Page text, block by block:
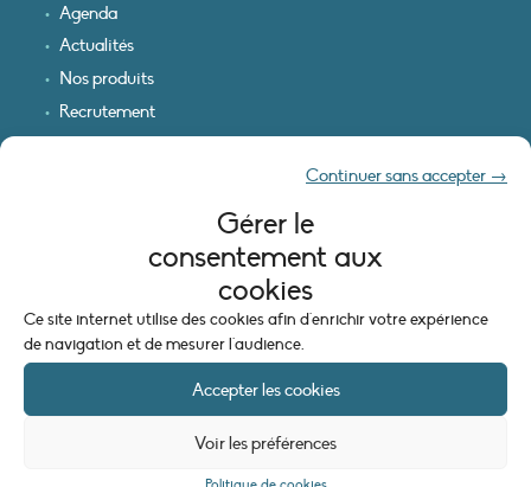
Gérer le
consentement aux
cookies
Ce site internet utilise des cookies afin d'enrichir votre expérience
de navigation et de mesurer l'audience.
Accepter les cookies
Continuer sans accepter →
Voir les préférences
Agenda
Actualités
Nos produits
Recrutement
Recevoir nos infos
INFORMATIONS LÉGALES
Mentions légales
Politique de cookies (UE)